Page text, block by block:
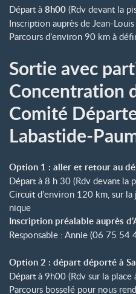
Départ à 8h00 (Rdv devant la
Inscription auprès de Jean-
Parcours d’environ 90 km à
Sortie avec
Concentration
Comité
Labastide-
Option 1 : aller et retour au
Départ à 8 h 30 (Rdv devant la
Circuit d’environ 120 km, sur
nique
Inscription préalable auprès
Responsable : Annie (06 75 54
Option 2 : départ déporté à
Départ à 9h00 (Rdv sur la place
Parcours bosselé pour nous